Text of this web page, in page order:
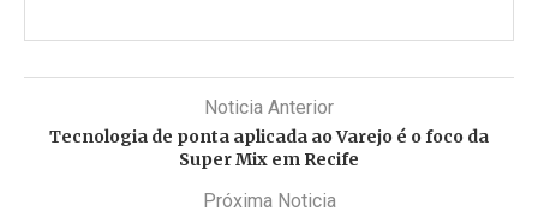
Noticia Anterior
Tecnologia de ponta aplicada ao Varejo é o foco da
Super Mix em Recife
Próxima Noticia